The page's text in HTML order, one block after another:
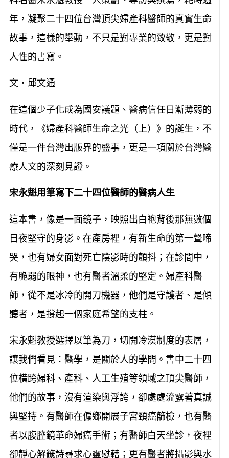
年，凝聚二十四位台灣頂尖婦產科醫師的真實生命
故事，這樣的舉動，不只是對專業的致敬，更是對
人性的書寫。
文‧邱文通
在這個少子化成為國安議題、醫病信任日漸薄弱的
時代，《婦產科醫師生命之光（上）》的誕生，不
僅是一件台灣出版界的盛事，更是一項關於台灣醫
療人文的深刻見證。
宋永魁用筆寫下二十四位醫師的醫病人生
這本書，像是一面鏡子，映照出白袍背後那無數個
日夜堅守的身影。在產房裡，有新生命的第一聲啼
哭，也有婦女面對死亡陰影時的顫抖；在診間中，
有脆弱的眼神，也有醫者溫柔的堅定。婦產科醫
師，從不是冰冷的開刀機器，他們是守護者、是傾
聽者，是撐起一個家庭希望的支柱。
宋永魁教授選擇以筆為刀，切開冷漠制度的表層，
讓我們看見：醫學，是關於人的學問。書中二十四
位橫跨婦科、產科、人工生殖等領域之頂尖醫師，
他們的故事，沒有渲染與浮誇，卻處處流露著真誠
與堅持。有醫師在偏鄉開展子宮頸癌篩檢，也有醫
者以腹腔鏡革命婦癌手術；有醫師白天坐診，夜裡
卻靜心解籤詩尋求心靈慰藉；更有醫者將攝影與水